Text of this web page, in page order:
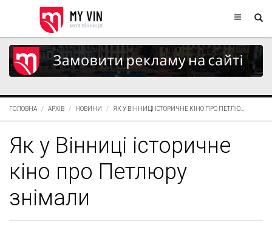
ГОЛОВНА АРХІВ НОВИНИ ЯК У ВІННИЦІ ІСТОРИЧНЕ КІНО ПРО ПЕТЛЮ...
Як у Вінниці історичне
кіно про Петлюру
знімали